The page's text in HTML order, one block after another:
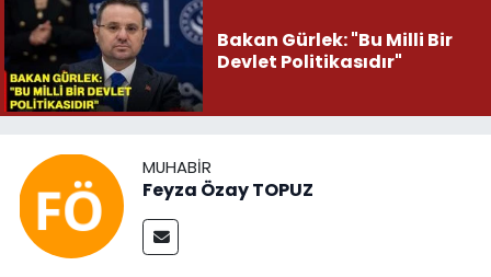
Bakan Gürlek: "Bu Milli Bir
Devlet Politikasıdır"
MUHABIR
Feyza Özay TOPUZ